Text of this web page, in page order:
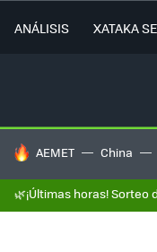
ANÁLISIS XATAKA
HOY SE HABLA DE
AEMET China
🌿¡Últimas horas!